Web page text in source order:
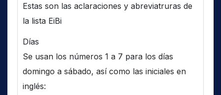
Estas son las aclaraciones y abreviatruras de
la lista EiBi
Días
Se usan los números 1 a 7 para los días
domingo a sábado, así como las iniciales en
inglés: